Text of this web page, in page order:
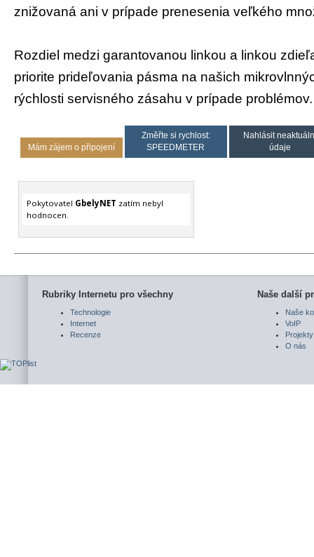
znižovaná ani v prípade prenesenia veľkého
Rozdiel medzi garantovanou linkou a linkou
priorite prideľovania pásma na našich
rýchlosti servisného zásahu v prípade problémov.
Mám zájem o připojení
Změřte si rychlost:
SPEEDMETER
Nahlásit
údaje
Pokytovatel GbelyNET zatím nebyl
hodnocen.
Rubriky Internetu pro všechny
Technologie
Internet
Recenze
Naše další
Naše
VoIP
Projekty
O nás